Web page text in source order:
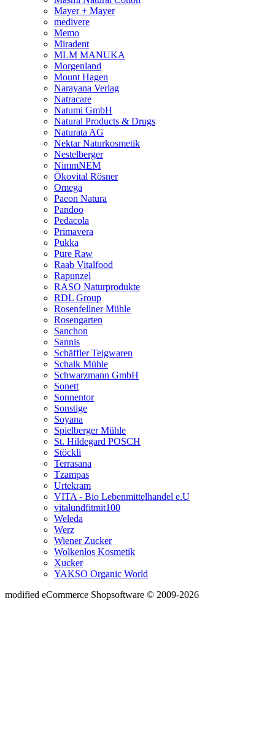
Mayer + Mayer
medivere
Memo
Miradent
MLM MANUKA
Morgenland
Mount Hagen
Narayana Verlag
Natracare
Natumi GmbH
Natural Products & Drugs
Naturata AG
Nektar Naturkosmetik
Nestelberger
NimmNEM
Ökovital Rösner
Omega
Paeon Natura
Pandoo
Pedacola
Primavera
Pukka
Pure Raw
Raab Vitalfood
Rapunzel
RASO Naturprodukte
RDL Group
Rosenfellner Mühle
Rosengarten
Sanchon
Sannis
Schäffler Teigwaren
Schalk Mühle
Schwarzmann GmbH
Sonett
Sonnentor
Sonstige
Soyana
Spielberger Mühle
St. Hildegard POSCH
Stöckli
Terrasana
Tzampas
Urtekram
VITA - Bio Lebenmittelhandel e.U
vitalundfitmit100
Weleda
Werz
Wiener Zucker
Wolkenlos Kosmetik
Xucker
YAKSO Organic World
modified eCommerce Shopsoftware © 2009-2026